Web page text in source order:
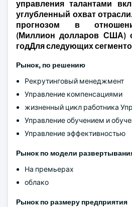
управления талантами
углубленный охват
прогнозом в
(Миллион долларов США)
годДля следующих
Рынок, по решению
Рекрутинговый менеджмент
Управление компенсациями
жизненный цикл работника
Управление обучением и
Управление эффективностью
Рынок по модели
На премьерах
облако
Рынок по размеру предприятия